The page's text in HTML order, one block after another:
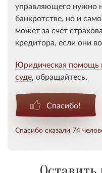
управляющего нужно
банкротстве, но и
может за счет
кредитора, если они
Юридическая помощь
суде, обращайтесь.
Спасибо!
Спасибо сказали 74